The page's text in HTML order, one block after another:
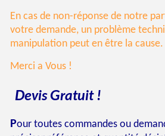
En cas de non-réponse de notre
votre demande, un problème
manipulation peut en être la cause.
Merci a Vous !
DevisGratuit !
Pour toutes commandes ou